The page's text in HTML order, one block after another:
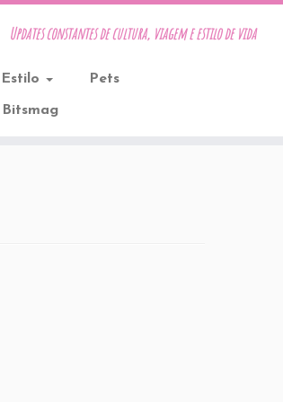
Updates constantes de cultura, viagem e estilo de vida
Estilo Pets